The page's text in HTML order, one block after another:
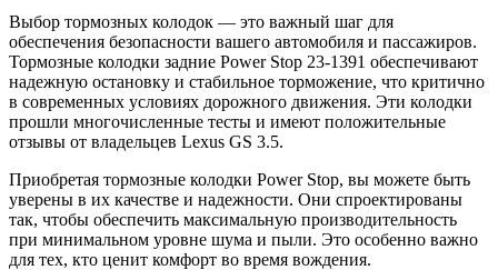
Выбор тормозных колодок — это важный шаг для
обеспечения безопасности вашего автомобиля и пассажиров.
Тормозные колодки задние Power Stop 23-1391 обеспечивают
надежную остановку и стабильное торможение, что критично
в современных условиях дорожного движения. Эти колодки
прошли многочисленные тесты и имеют положительные
отзывы от владельцев Lexus GS 3.5.
Приобретая тормозные колодки Power Stop, вы можете быть
уверены в их качестве и надежности. Они спроектированы
так, чтобы обеспечить максимальную производительность
при минимальном уровне шума и пыли. Это особенно важно
для тех, кто ценит комфорт во время вождения.